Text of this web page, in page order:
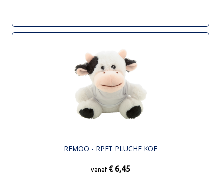
REMOO - RPET PLUCHE KOE
vanaf € 6,45